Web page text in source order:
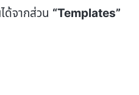
ด้จากส่วน “Templates”